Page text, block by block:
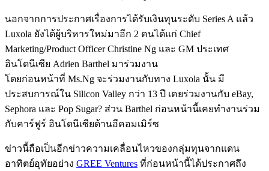
นอกจากการประกาศเรื่องการได้รับเงินทุนระดับ Series A แล้ว
Luxola ยังได้ผู้บริหารใหม่มาอีก 2 คนได้แก่ Chief
Marketing/Product Officer Christine Ng และ GM ประเทศ
อินโดนีเซีย Adrien Barthel มาร่วมงาน
โดยก่อนหน้าที่ Ms.Ng จะร่วมงานกับทาง Luxola นั้น มี
ประสบการณ์ใน Silicon Valley กว่า 13 ปี เคยร่วมงานกับ eBay,
Sephora และ Pop Sugar? ส่วน Barthel ก่อนหน้านี้เคยทำงานร่วม
กับคาร์ฟูร์ อินโดนีเซียด้านอีคอมเมิร์ซ
ข่าวนี้ถือเป็นอีกข่าวความเคลื่อนไหวของกลุ่มทุนจากแดน
อาทิตย์อุทัยอย่าง GREE Ventures ที่ก่อนหน้านี้ได้ประกาศถึง